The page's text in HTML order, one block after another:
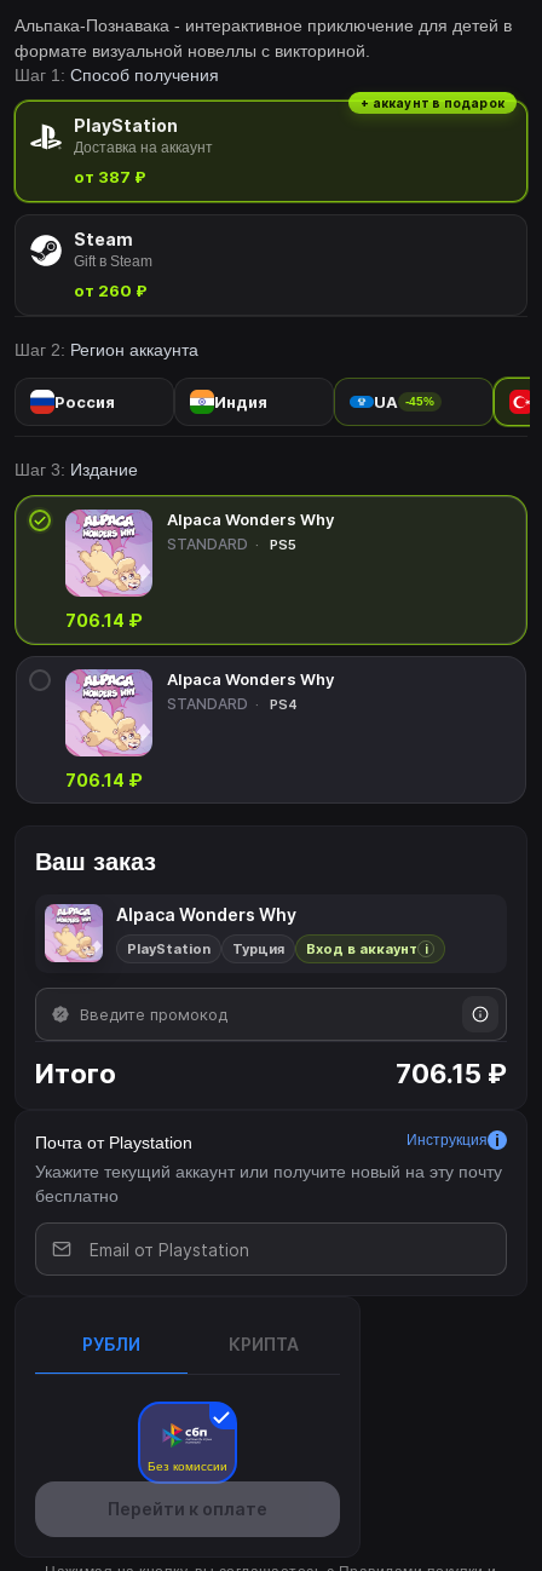
Альпака-Познавака - интерактивное приключение для детей в
формате визуальной новеллы с викториной.
Шаг 1: Способ получения
PlayStation
Доставка на аккаунт
от 387 ₽
+ аккаунт в подарок
Steam
Gift в Steam
от 260 ₽
Шаг 2: Регион аккаунта
Россия Индия UA -45%
Шаг 3: Издание
Alpaca Wonders Why
STANDARD PS5
706.14 ₽
Alpaca Wonders Why
STANDARD PS4
706.14 ₽
Ваш заказ
Alpaca Wonders Why
PlayStation Турция Вход в аккаунт i
Итого 706.15 ₽
Почта от Playstation
Укажите текущий аккаунт или получите новый на эту почту
бесплатно
Инструкция
РУБЛИ КРИПТА
Без комиссии
Перейти к оплате